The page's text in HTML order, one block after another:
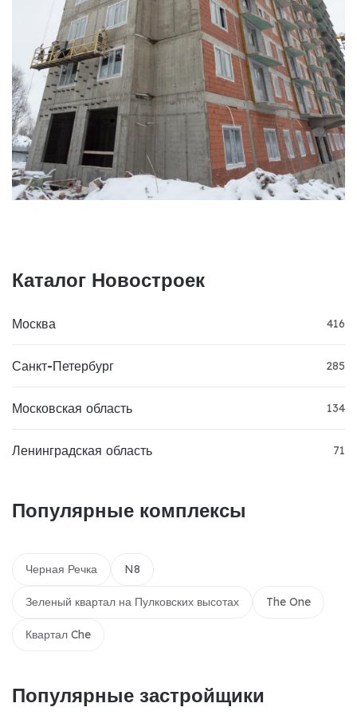
Каталог Новостроек
Москва 416
Санкт-Петербург 285
Московская область 134
Ленинградская область 71
Популярные комплексы
Черная Речка N8
Зеленый квартал на Пулковских высотах The One
Квартал Che
Популярные застройщики